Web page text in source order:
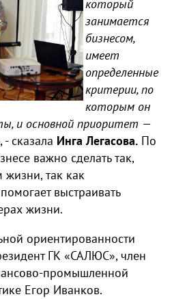
который
занимается
бизнесом,
имеет
определенные
критерии, по
которым он
и основной приоритет —
, - сказала Инга Легасова. По
важно сделать так,
жизни, так как
выстраивать
жизни.
ориентированности
ГК «САЛЮС», член
промышленной
Егор Иванков.